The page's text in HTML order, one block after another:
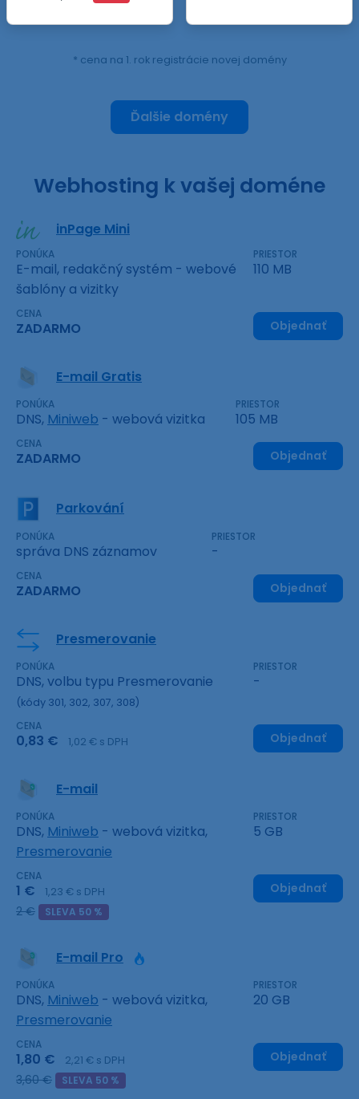
* cena na 1. rok registrácie novej domény
Ďalšie domény
Webhosting k vašej doméne
inPage Mini
PONÚKA
E-mail, redakčný systém - webové
šablóny a vizitky
PRIESTOR
110 MB
CENA
ZADARMO Objednať
E-mail Gratis
PONÚKA
DNS, Miniweb - webová vizitka
PRIESTOR
105 MB
CENA
ZADARMO Objednať
Parkování
PONÚKA
správa DNS záznamov
PRIESTOR
-
CENA
ZADARMO Objednať
Presmerovanie
PONÚKA
DNS, volbu typu Presmerovanie
(kódy 301, 302, 307, 308)
PRIESTOR
-
CENA
0,83 € 1,02 € s DPH Objednať
E-mail
PONÚKA
DNS, Miniweb - webová vizitka,
Presmerovanie
PRIESTOR
5 GB
CENA
1 € 1,23 € s DPH
2 € SLEVA 50 %
Objednať
E-mail Pro
PONÚKA
DNS, Miniweb - webová vizitka,
Presmerovanie
PRIESTOR
20 GB
CENA
1,80 € 2,21 € s DPH
3,60 € SLEVA 50 %
Objednať